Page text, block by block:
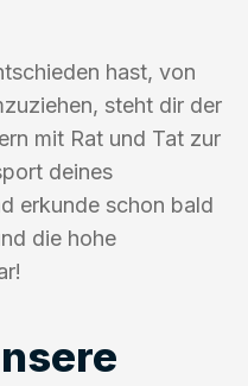
hast, von
steht dir der
mit Rat und Tat zur
deines
erkunde schon bald
die hohe